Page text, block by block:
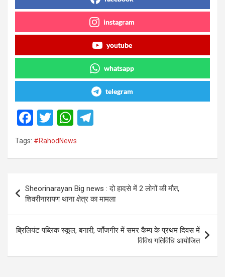
instagram
youtube
whatsapp
telegram
F
a
ce
o
o
k
T
wi
tt
W
at
A
p
p
a
m
Tags: #RahodNews
navigation
Sheorinarayan Big news : दो हादसे में 2 लोगों की मौत,
शिवरीनारायण थाना क्षेत्र का मामला
ब्रिलियंट पब्लिक स्कूल, बनारी, जाँजगीर में समर कैम्प के प्रथम दिवस में
विविध गतिविधि आयोजित